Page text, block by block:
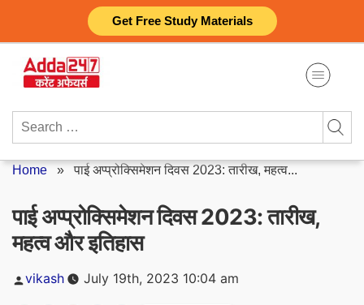
Get Free Study Materials
content
Search
Home »पाई अप्प्रोक्सिमेशन दिवस 2023: तारीख, महत्व...
पाई अप्प्रोक्सिमेशन दिवस 2023: तारीख,
महत्व और इतिहास
Posted
vikash July 19th, 2023 10:04 am